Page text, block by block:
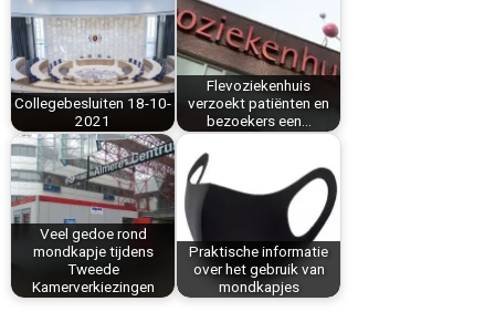
o
o
k
r
e
s
t
d
I
n
A
p
p
Collegebesluiten 18-10-
2021
Flevoziekenhuis
verzoekt patiënten en
bezoekers een…
Veel gedoe rond
mondkapje tijdens
Tweede
Kamerverkiezingen
Praktische informatie
over het gebruik van
mondkapjes